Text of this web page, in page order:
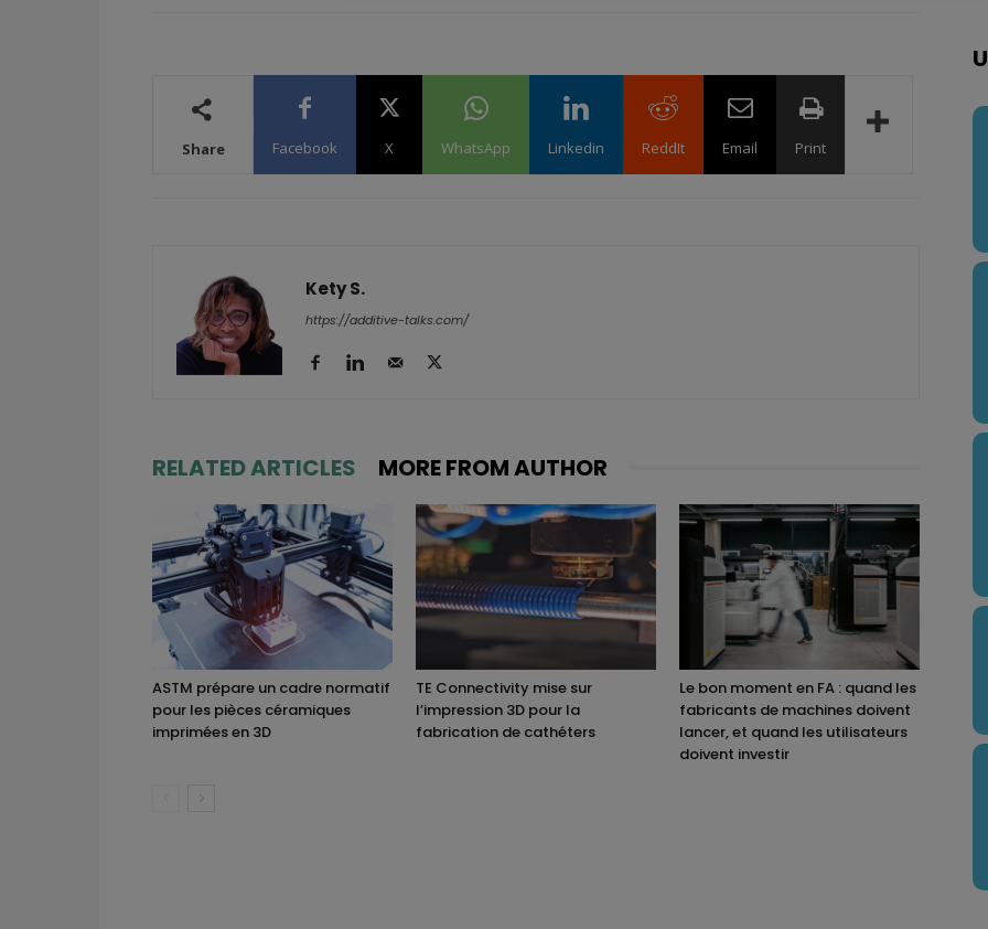
Share Facebook X WhatsApp Linkedin ReddIt Email Print
Kety S.
https://additive-talks.com/
RELATED ARTICLES MORE FROM AUTHOR
ASTM prépare un cadre normatif
pour les pièces céramiques
imprimées en 3D
TE Connectivity mise sur
l’impression 3D pour la
fabrication de cathéters
Le bon moment en FA : quand les
fabricants de machines doivent
lancer, et quand les utilisateurs
doivent investir